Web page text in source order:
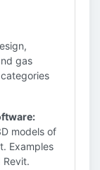
gas
models of
Examples
Revit.